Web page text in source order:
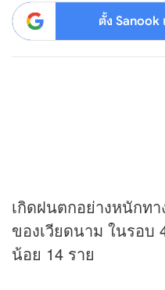
ตั้ง Sanook
เกิดฝนตกอย่างหนักท
ของเวียดนาม ในรอบ
น้อย 14 ราย